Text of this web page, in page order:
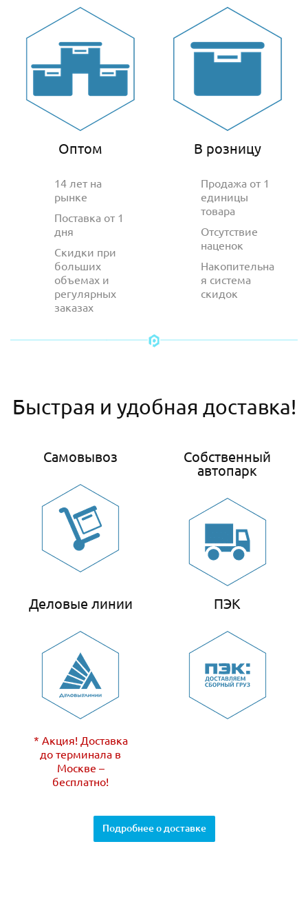
Оптом
14 лет на
рынке
Поставка от 1
дня
Скидки при
больших
объемах и
регулярных
заказах
В розницу
Продажа от 1
единицы
товара
Отсутствие
наценок
Накопительна
я система
скидок
Быстрая и удобная доставка!
Самовывоз
Собственный
автопарк
Деловые линии
* Акция! Доставка
до терминала в
Москве –
бесплатно!
ПЭК
Подробнее о доставке